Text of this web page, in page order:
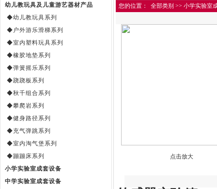
幼儿教玩具及儿童游艺器材产品
◆幼儿教玩具系列
◆户外游乐滑梯系列
◆室内塑料玩具系列
◆橡胶地垫系列
◆弹簧摇乐系列
◆跷跷板系列
◆秋千组合系列
◆攀爬岩系列
◆健身路径系列
◆充气弹跳系列
◆室内淘气堡系列
◆蹦蹦床系列
小学实验室成套设备
中学实验室成套设备
您的位置： 全部类别 >> 小学实验室
点击放大